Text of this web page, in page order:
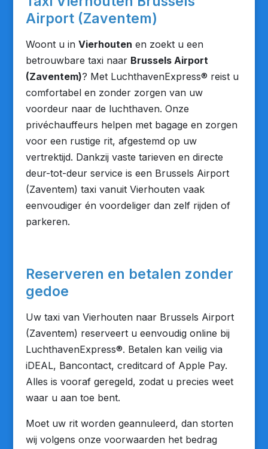
Airport (Zaventem)
Woont u in Vierhouten en zoekt u een
betrouwbare taxi naar Brussels Airport
(Zaventem)? Met LuchthavenExpress® reist u
comfortabel en zonder zorgen van uw
voordeur naar de luchthaven. Onze
privéchauffeurs helpen met bagage en zorgen
voor een rustige rit, afgestemd op uw
vertrektijd. Dankzij vaste tarieven en directe
deur-tot-deur service is een Brussels Airport
(Zaventem) taxi vanuit Vierhouten vaak
eenvoudiger én voordeliger dan zelf rijden of
parkeren.
Reserveren en betalen zonder
gedoe
Uw taxi van Vierhouten naar Brussels Airport
(Zaventem) reserveert u eenvoudig online bij
LuchthavenExpress®. Betalen kan veilig via
iDEAL, Bancontact, creditcard of Apple Pay.
Alles is vooraf geregeld, zodat u precies weet
waar u aan toe bent.
Moet uw rit worden geannuleerd, dan storten
wij volgens onze voorwaarden het bedrag